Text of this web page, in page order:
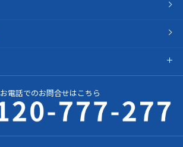
お電話でのお問合せはこちら